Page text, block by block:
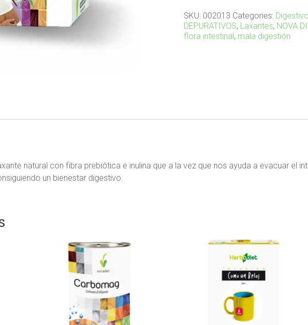
SKU: 002013 Categories:
DEPURATIVOS, Laxantes, NOVA
flora intestinal, mala digestión
natural con fibra prebiótica e inulina que a la vez que nos ayuda a evacuar el
un bienestar digestivo.